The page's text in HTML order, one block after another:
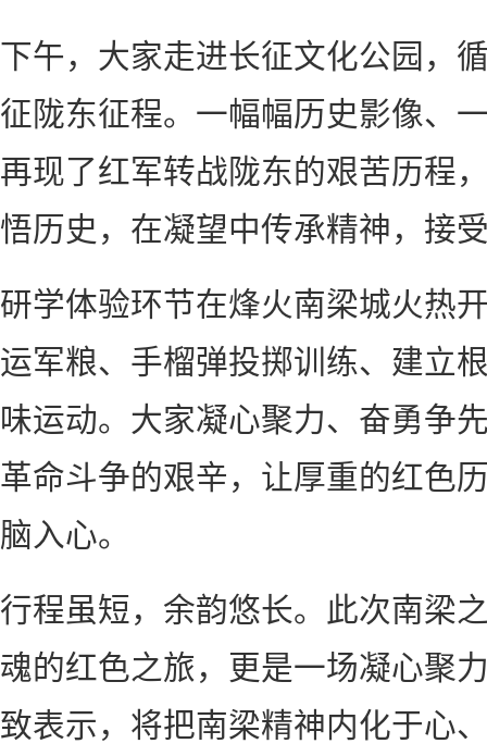
下午，大家走进长征文化公园，
征陇东征程。一幅幅历史影像、
再现了红军转战陇东的艰苦历程
悟历史，在凝望中传承精神，接
研学体验环节在烽火南梁城火热
运军粮、手榴弹投掷训练、建立
味运动。大家凝心聚力、奋勇争
革命斗争的艰辛，让厚重的红色
脑入心。
行程虽短，余韵悠长。此次南梁
魂的红色之旅，更是一场凝心聚
致表示，将把南梁精神内化于心